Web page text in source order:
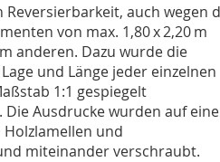
auch wegen
von max. 1,80 x 2,20 m
anderen. Dazu wurde die
und Länge jeder einzelnen
1:1 gespiegelt
Ausdrucke wurden auf
und
miteinander verschraubt.